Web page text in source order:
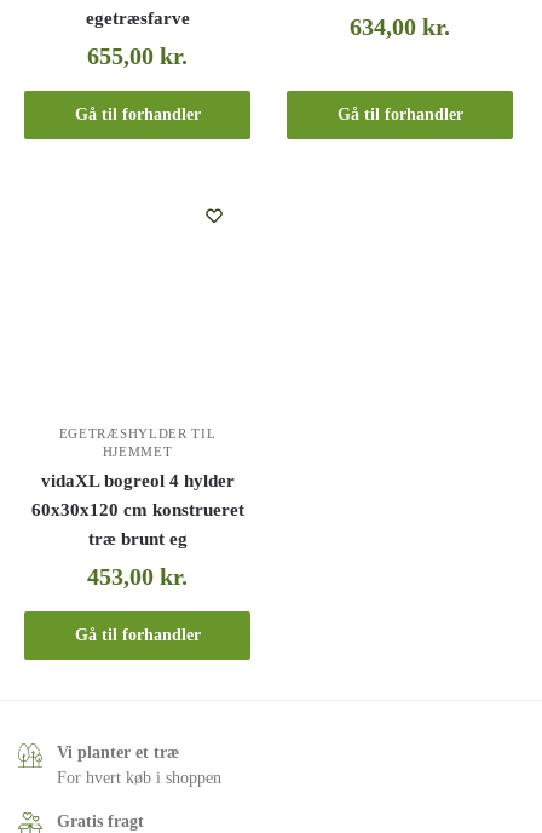
egetræsfarve
655,00kr.
Gå til forhandler
634,00kr.
Gå til forhandler
EGETRÆSHYLDER TIL
HJEMMET
vidaXL bogreol 4 hylder
60x30x120 cm konstrueret
træ brunt eg
453,00kr.
Gå til forhandler
Vi planter et træ
For hvert køb i shoppen
Gratis fragt